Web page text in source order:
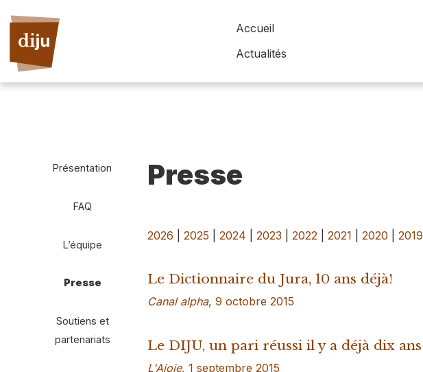
Accueil
Actualités
Présentation
FAQ
L’équipe
Presse
Soutiens et
partenariats
Presse
2026 |2025 |2024 |2023 |2022 |2021 |2020 |2019
Le Dictionnaire du Jura, 10 ans déjà!
Canal alpha, 9 octobre 2015
Le DIJU, un pari réussi il y a déjà dix ans
L'Ajoie, 1 septembre 2015